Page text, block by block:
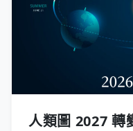
人類圖 2027 轉